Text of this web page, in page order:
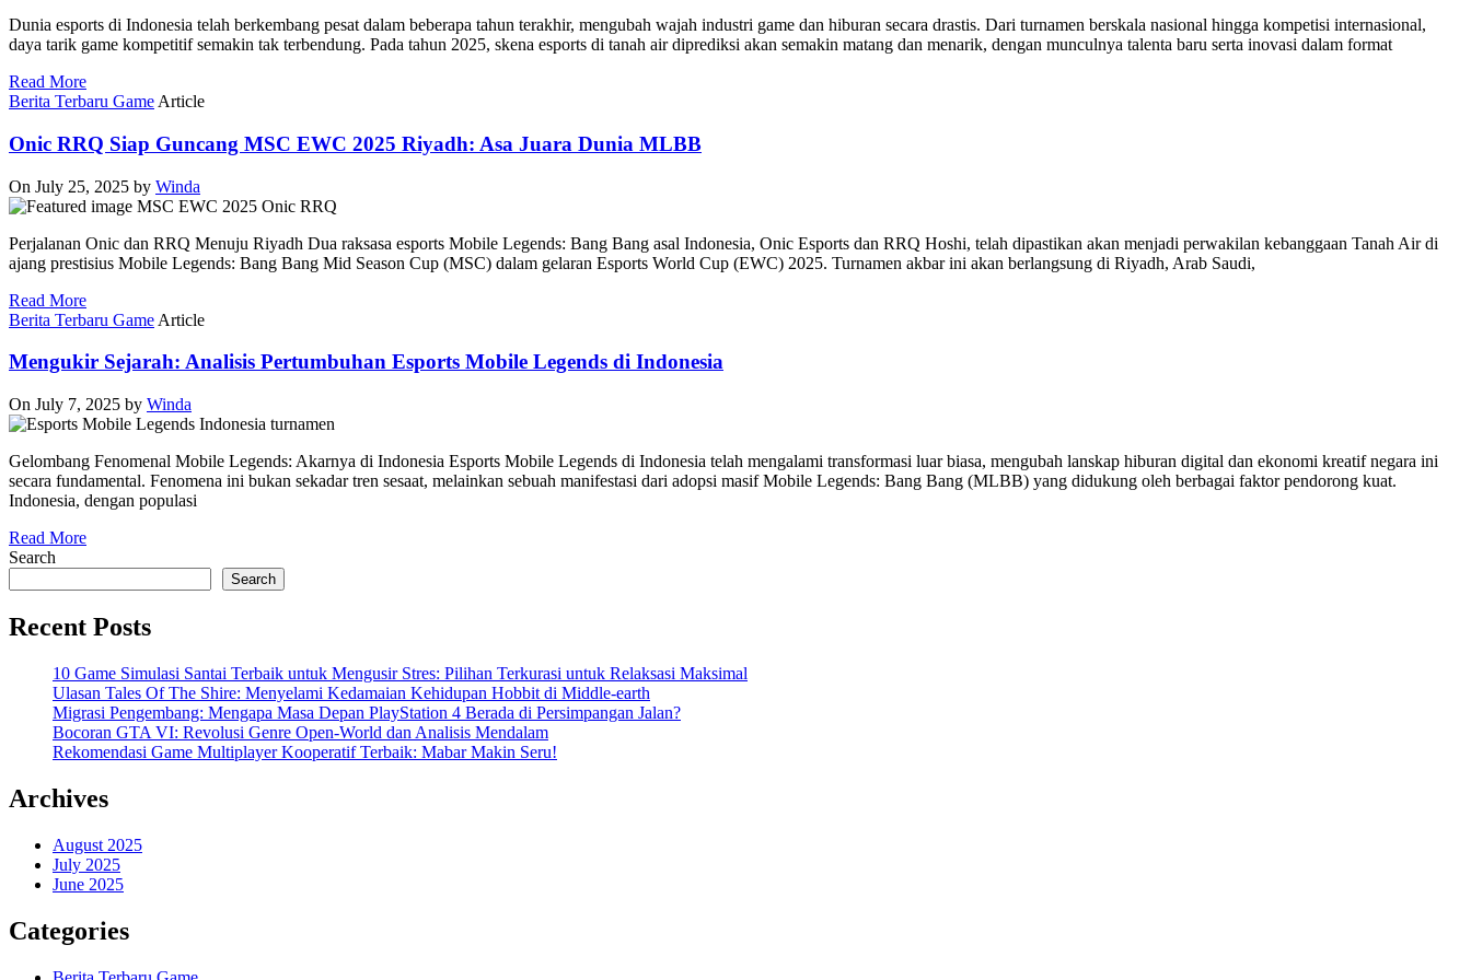
Dunia esports di Indonesia telah berkembang pesat dalam beberapa tahun terakhir, mengubah wajah industri game dan hiburan secara drastis. Dari turnamen berskala nasional hingga kompetisi internasional,
daya tarik game kompetitif semakin tak terbendung. Pada tahun 2025, skena esports di tanah air diprediksi akan semakin matang dan menarik, dengan munculnya talenta baru serta inovasi dalam format
Read More
Berita Terbaru Game Article
Onic RRQ Siap Guncang MSC EWC 2025 Riyadh: Asa Juara Dunia MLBB
On July 25, 2025 by Winda
Perjalanan Onic dan RRQ Menuju Riyadh Dua raksasa esports Mobile Legends: Bang Bang asal Indonesia, Onic Esports dan RRQ Hoshi, telah dipastikan akan menjadi perwakilan kebanggaan Tanah Air di
ajang prestisius Mobile Legends: Bang Bang Mid Season Cup (MSC) dalam gelaran Esports World Cup (EWC) 2025. Turnamen akbar ini akan berlangsung di Riyadh, Arab Saudi,
Read More
Berita Terbaru Game Article
Mengukir Sejarah: Analisis Pertumbuhan Esports Mobile Legends di Indonesia
On July 7, 2025 by Winda
Gelombang Fenomenal Mobile Legends: Akarnya di Indonesia Esports Mobile Legends di Indonesia telah mengalami transformasi luar biasa, mengubah lanskap hiburan digital dan ekonomi kreatif negara ini
secara fundamental. Fenomena ini bukan sekadar tren sesaat, melainkan sebuah manifestasi dari adopsi masif Mobile Legends: Bang Bang (MLBB) yang didukung oleh berbagai faktor pendorong kuat.
Indonesia, dengan populasi
Read More
Search
Search
Recent Posts
10 Game Simulasi Santai Terbaik untuk Mengusir Stres: Pilihan Terkurasi untuk Relaksasi Maksimal
Ulasan Tales Of The Shire: Menyelami Kedamaian Kehidupan Hobbit di Middle-earth
Migrasi Pengembang: Mengapa Masa Depan PlayStation 4 Berada di Persimpangan Jalan?
Bocoran GTA VI: Revolusi Genre Open-World dan Analisis Mendalam
Rekomendasi Game Multiplayer Kooperatif Terbaik: Mabar Makin Seru!
Archives
August 2025
July 2025
June 2025
Categories